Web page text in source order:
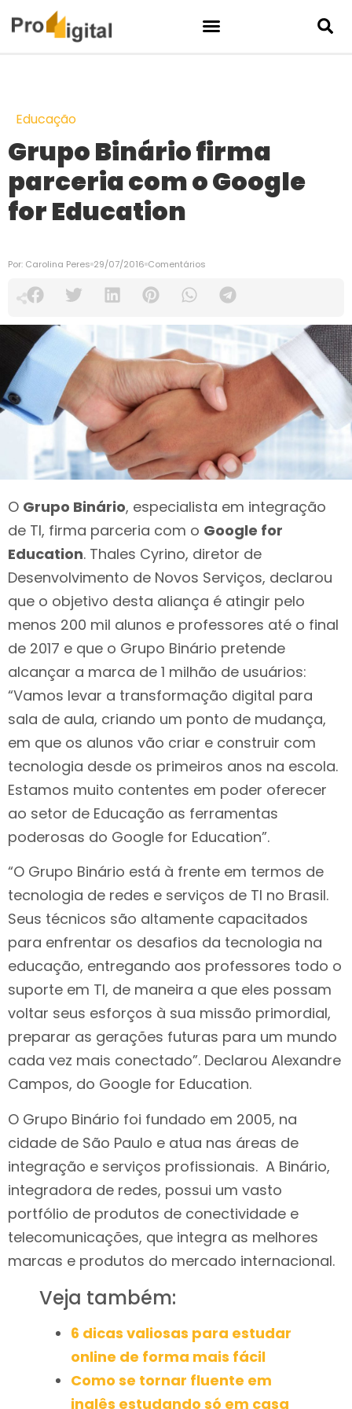
Educação
Grupo Binário firma
parceria com o Google
for Education
Por: Carolina Peres 29/07/2016 Comentários
O Grupo Binário, especialista em integração
de TI, firma parceria com o Google for
Education. Thales Cyrino, diretor de
Desenvolvimento de Novos Serviços, declarou
que o objetivo desta aliança é atingir pelo
menos 200 mil alunos e professores até o final
de 2017 e que o Grupo Binário pretende
alcançar a marca de 1 milhão de usuários:
“Vamos levar a transformação digital para
sala de aula, criando um ponto de mudança,
em que os alunos vão criar e construir com
tecnologia desde os primeiros anos na escola.
Estamos muito contentes em poder oferecer
ao setor de Educação as ferramentas
poderosas do Google for Education”.
“O Grupo Binário está à frente em termos de
tecnologia de redes e serviços de TI no Brasil.
Seus técnicos são altamente capacitados
para enfrentar os desafios da tecnologia na
educação, entregando aos professores todo o
suporte em TI, de maneira a que eles possam
voltar seus esforços à sua missão primordial,
preparar as gerações futuras para um mundo
cada vez mais conectado”. Declarou Alexandre
Campos, do Google for Education.
O Grupo Binário foi fundado em 2005, na
cidade de São Paulo e atua nas áreas de
integração e serviços profissionais. A Binário,
integradora de redes, possui um vasto
portfólio de produtos de conectividade e
telecomunicações, que integra as melhores
marcas e produtos do mercado internacional.
Veja também:
6 dicas valiosas para estudar
online de forma mais fácil
Como se tornar fluente em
inglês estudando só em casa